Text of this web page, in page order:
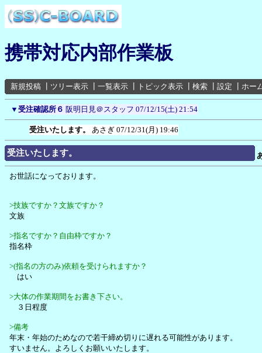
携帯対応内部作業板
新規投稿 ツリー表示 一覧表示 トピック表示 検索 設定 ホー
▼ 受注確認所６ 阪明日見＠スタッフ 07/12/15(土) 21:54
受注いたします。 あさぎ 07/12/31(月) 19:46
受注いたします。
お世話になっております。
>技族ですか？文族ですか？
文族
>指名ですか？自由枠ですか？
指名枠
>(指名の方のみ)依頼を受けられますか？
はい
>大体の作業期間をお書き下さい。
３日程度
>備考
年末・年始のためなので若干締め切りに遅れる可能性があります。
すいません。よろしくお願いいたします。